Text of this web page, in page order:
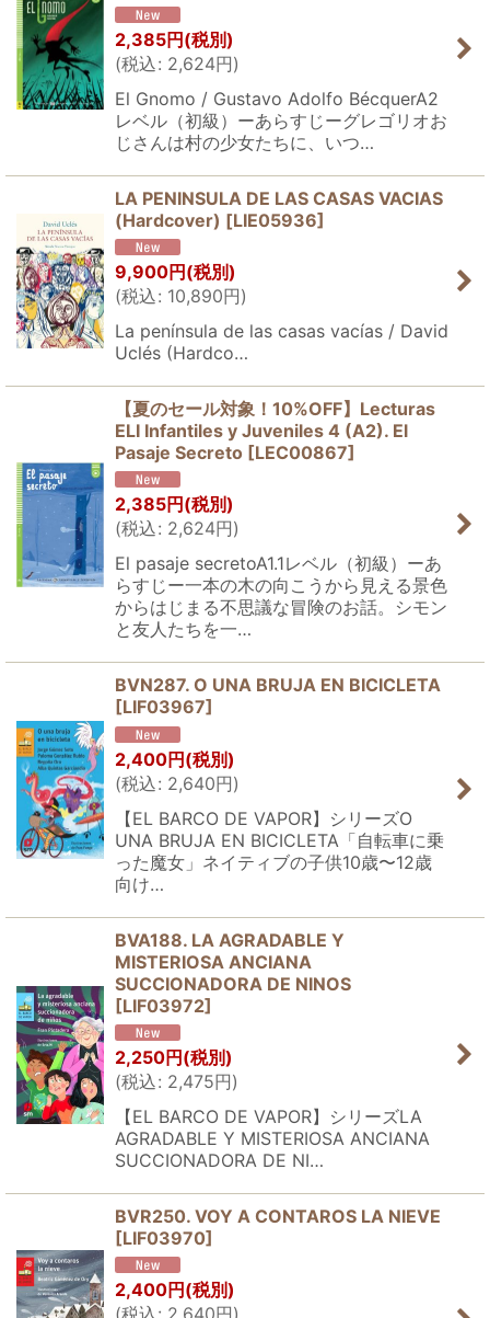
2,385円 (税別)
(税込: 2,624円)
El Gnomo / Gustavo Adolfo BécquerA2
レベル（初級）ーあらすじーグレゴリオお
じさんは村の少女たちに、いつ…
LA PENINSULA DE LAS CASAS VACIAS
(Hardcover) [LIE05936]
9,900円 (税別)
(税込: 10,890円)
La península de las casas vacías / David
Uclés (Hardco…
【夏のセール対象！10%OFF】Lecturas
ELI Infantiles y Juveniles 4 (A2). El
Pasaje Secreto [LEC00867]
2,385円 (税別)
(税込: 2,624円)
El pasaje secretoA1.1レベル（初級）ーあ
らすじー一本の木の向こうから見える景色
からはじまる不思議な冒険のお話。シモン
と友人たちを一…
BVN287. O UNA BRUJA EN BICICLETA
[LIF03967]
2,400円(税別)
(税込: 2,640円)
【EL BARCO DE VAPOR】シリーズO
UNA BRUJA EN BICICLETA「自転車に乗
った魔女」ネイティブの子供10歳〜12歳
向け…
BVA188. LA AGRADABLE Y
MISTERIOSA ANCIANA
SUCCIONADORA DE NINOS
[LIF03972]
2,250円(税別)
(税込: 2,475円)
【EL BARCO DE VAPOR】シリーズLA
AGRADABLE Y MISTERIOSA ANCIANA
SUCCIONADORA DE NI…
BVR250. VOY A CONTAROS LA NIEVE
[LIF03970]
2,400円(税別)
(税込 : 2,640円)